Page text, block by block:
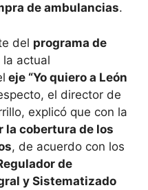
de ambulancias.
del programa de
la actual
eje “Yo quiero a León
el director de
explicó que con la
la cobertura de los
, de acuerdo con los
de
y Sistematizado